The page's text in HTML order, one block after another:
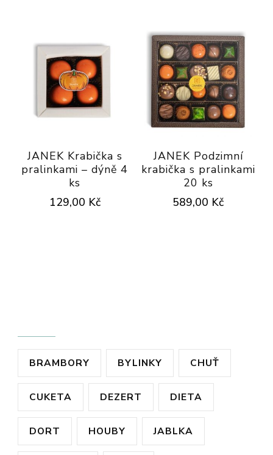
JANEK Krabička s
pralinkami – dýně 4
ks
129,00 Kč
JANEK Podzimní
krabička s pralinkami
20 ks
589,00 Kč
BRAMBORY BYLINKY CHUŤ
CUKETA DEZERT DIETA
DORT HOUBY JABLKA